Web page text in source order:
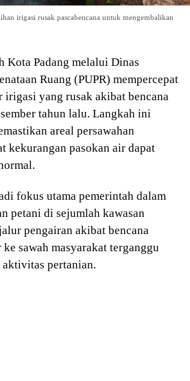
irigasi rusak pascabencana untuk mengembalikan
Kota Padang melalui Dinas
Ruang (PUPR) mempercepat
yang rusak akibat bencana
tahun lalu. Langkah ini
areal persawahan
kekurangan pasokan air dapat
fokus utama pemerintah dalam
petani di sejumlah kawasan
pengairan akibat bencana
sawah masyarakat terganggu
pertanian.